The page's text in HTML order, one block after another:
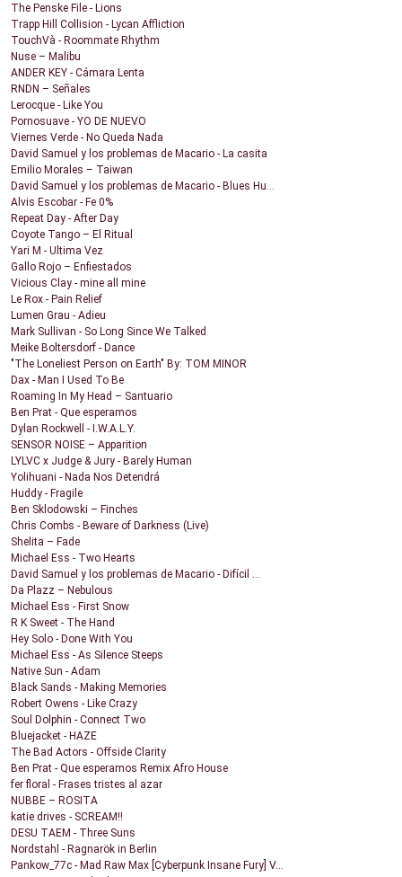
The Penske File - Lions
Trapp Hill Collision - Lycan Affliction
TouchVà - Roommate Rhythm
Nuse – Malibu
ANDER KEY - Cámara Lenta
RNDN – Señales
Lerocque - Like You
Pornosuave - YO DE NUEVO
Viernes Verde - No Queda Nada
David Samuel y los problemas de Macario - La casita
Emilio Morales – Taiwan
David Samuel y los problemas de Macario - Blues Hu...
Alvis Escobar - Fe 0%
Repeat Day - After Day
Coyote Tango – El Ritual
Yari M - Ultima Vez
Gallo Rojo – Enfiestados
Vicious Clay - mine all mine
Le Rox - Pain Relief
Lumen Grau - Adieu
Mark Sullivan - So Long Since We Talked
Meike Boltersdorf - Dance
"The Loneliest Person on Earth" By: TOM MINOR
Dax - Man I Used To Be
Roaming In My Head – Santuario
Ben Prat - Que esperamos
Dylan Rockwell - I.W.A.L.Y.
SENSOR NOISE – Apparition
LYLVC x Judge & Jury - Barely Human
Yolihuani - Nada Nos Detendrá
Huddy - Fragile
Ben Sklodowski – Finches
Chris Combs - Beware of Darkness (Live)
Shelita – Fade
Michael Ess - Two Hearts
David Samuel y los problemas de Macario - Difícil ...
Da Plazz – Nebulous
Michael Ess - First Snow
R K Sweet - The Hand
Hey Solo - Done With You
Michael Ess - As Silence Steeps
Native Sun - Adam
Black Sands - Making Memories
Robert Owens - Like Crazy
Soul Dolphin - Connect Two
Bluejacket - HAZE
The Bad Actors - Offside Clarity
Ben Prat - Que esperamos Remix Afro House
fer floral - Frases tristes al azar
NUBBE – ROSITA
katie drives - SCREAM!!
DESU TAEM - Three Suns
Nordstahl - Ragnarök in Berlin
Pankow_77c - Mad Raw Max [Cyberpunk Insane Fury] V...